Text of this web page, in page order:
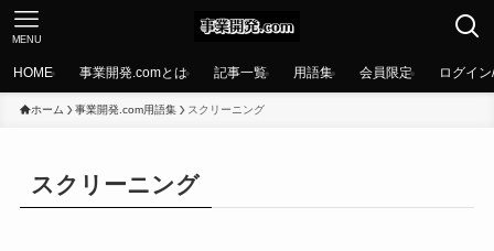
MENU
HOME 事業開発.comとは 記事一覧 用語集 会員限定 ログイ
ホーム 事業開発.com用語集 スクリーニング
スクリーニング